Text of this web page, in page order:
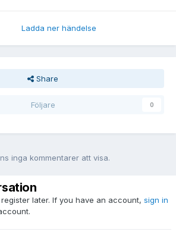
Ladda ner händelse
Share
Följare 0
inga kommentarer att visa.
later. If you have an account, sign in